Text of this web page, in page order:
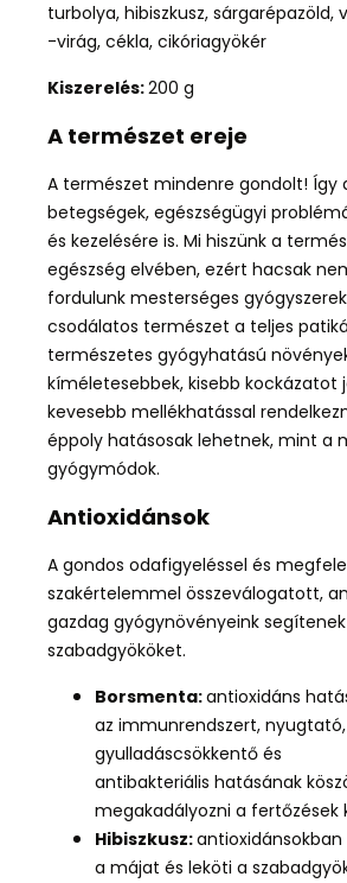
turbolya, hibiszkusz, sárgarépazöld,
-virág, cékla, cikóriagyökér
Kiszerelés:200 g
A természet ereje
A természet mindenre gondolt! Így
betegségek, egészségügyi
és kezelésére is. Mi hiszünk a
egészség elvében, ezért hacsak
fordulunk mesterséges
csodálatos természet a teljes
természetes gyógyhatású
kíméletesebbek, kisebb kockázatot
kevesebb mellékhatással
éppoly hatásosak lehetnek, mint a
gyógymódok.
Antioxidánsok
A gondos odafigyeléssel és
szakértelemmel összeválogatott,
gazdag gyógynövényeink
szabadgyököket.
Borsmenta:antioxidáns
az immunrendszert,
gyulladáscsökkentő és
antibakteriális hatásának
megakadályozni a fertőzések
Hibiszkusz:
a májat és leköti a